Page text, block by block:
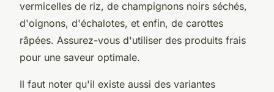
vermicelles de riz, de champignons noirs séchés,
d'oignons, d'échalotes, et enfin, de carottes
râpées. Assurez-vous d'utiliser des produits frais
pour une saveur optimale.
Il faut noter qu'il existe aussi des variantes